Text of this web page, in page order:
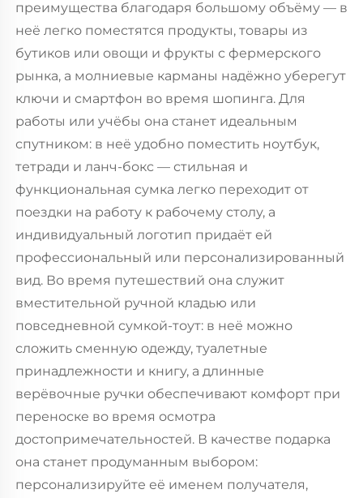
преимущества благодаря большому объёму — в
неё легко поместятся продукты, товары из
бутиков или овощи и фрукты с фермерского
рынка, а молниевые карманы надёжно уберегут
ключи и смартфон во время шопинга. Для
работы или учёбы она станет идеальным
спутником: в неё удобно поместить ноутбук,
тетради и ланч-бокс — стильная и
функциональная сумка легко переходит от
поездки на работу к рабочему столу, а
индивидуальный логотип придаёт ей
профессиональный или персонализированный
вид. Во время путешествий она служит
вместительной ручной кладью или
повседневной сумкой-тоут: в неё можно
сложить сменную одежду, туалетные
принадлежности и книгу, а длинные
верёвочные ручки обеспечивают комфорт при
переноске во время осмотра
достопримечательностей. В качестве подарка
она станет продуманным выбором:
персонализируйте её именем получателя,